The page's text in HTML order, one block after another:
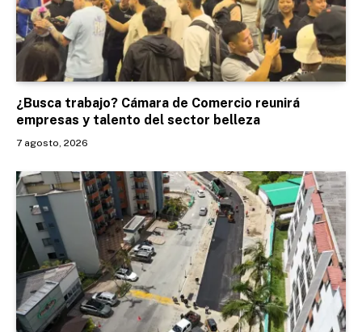
¿Busca trabajo? Cámara de Comercio reunirá
empresas y talento del sector belleza
7 agosto, 2026